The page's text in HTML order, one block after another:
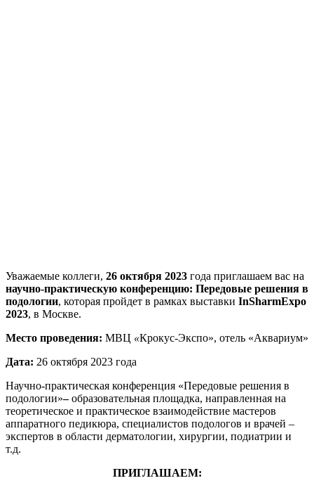
Уважаемые коллеги, 26 октября 2023 года приглашаем вас на
научно-практическую конференцию: Передовые решения в
подологии, которая пройдет в рамках выставки InSharmExpo
2023, в Москве.
Место проведения: МВЦ «Крокус-Экспо», отель «Аквариум»
Дата: 26 октября 2023 года
Научно-практическая конференция «Передовые решения в
подологии»–образовательная площадка, направленная на
теоретическое и практическое взаимодействие мастеров
аппаратного педикюра, специалистов подологов и врачей –
экспертов в области дерматологии, хирургии, подиатрии и
т.д.
ПРИГЛАШАЕМ: